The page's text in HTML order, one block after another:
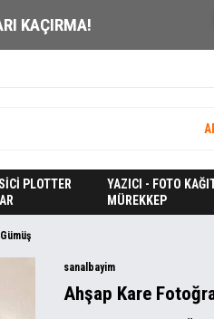
KAÇIRMA!
PLOTTER
YAZICI - FOTO
MÜREKKEP
sanalbayim
Ahşap Kare